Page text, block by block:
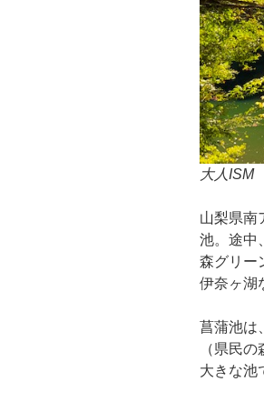
大人ISM
山梨県南
池。途中
森グリー
伊奈ヶ湖
菖蒲池は
（県民
大きな池